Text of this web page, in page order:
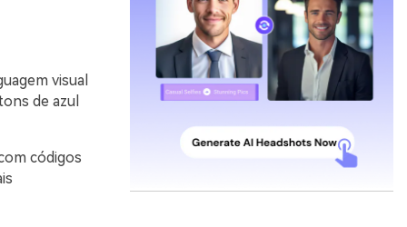
visual
de azul
códigos